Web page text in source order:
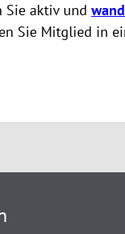
Sie aktiv und
Sie Mitglied in